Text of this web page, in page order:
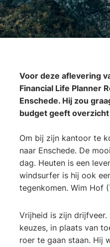
Voor deze aflevering
Financial Life Planner
Enschede. Hij zou
budget geeft
Om bij zijn kantoor te
naar Enschede. De
dag. Heuten is een
windsurfer is hij ook
tegenkomen. Wim Hof
Vrijheid is zijn
keuzes, in plaats van
roer te gaan staan. Hij